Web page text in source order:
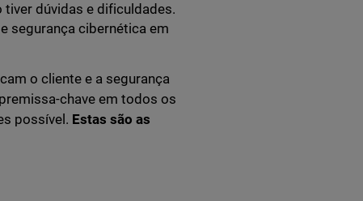
dúvidas e dificuldades.
segurança cibernética em
o cliente e a segurança
chave em todos os
possível. Estas são as